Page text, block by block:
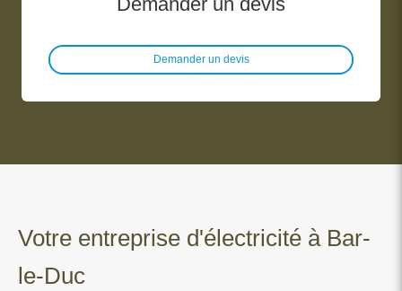
Demander un devis
Votre entreprise d'électricité à Bar-
le-Duc